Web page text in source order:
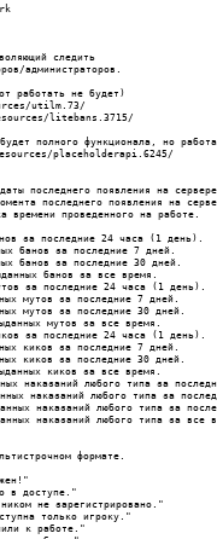
следить
администраторов.
работать не будет)
utilm.73/
litebans.3715/
полного функционала, но
placeholderapi.6245/
последнего появления на
последнего появления на
времени проведенного на работе.
за последние 24 часа (1 день).
банов за последние 7 дней.
банов за последние 30 дней.
банов за все время.
за последние 24 часа (1 день).
мутов за последние 7 дней.
мутов за последние 30 дней.
мутов за все время.
за последние 24 часа (1 день).
киков за последние 7 дней.
киков за последние 30 дней.
киков за все время.
наказаний любого типа за
наказаний любого типа за
наказаний любого типа за
наказаний любого типа за все
формате.
в доступе."
не зарегистрировано."
только игроку."
к работе."